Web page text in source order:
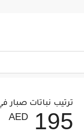
ترتيب نباتات صبار
AED 195